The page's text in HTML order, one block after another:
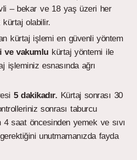
– bekar ve 18 yaş üzeri her
kürtaj olabilir.
kürtaj işlemi en güvenli yöntem
ve vakumlukürtaj yöntemi ile
işleminiz esnasında ağrı
5 dakikadır. Kürtaj sonrası 30
sonrası taburcu
saat öncesinden yemek ve sıvı
unutmamanızda fayda